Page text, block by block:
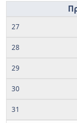
27
28
29
30
31